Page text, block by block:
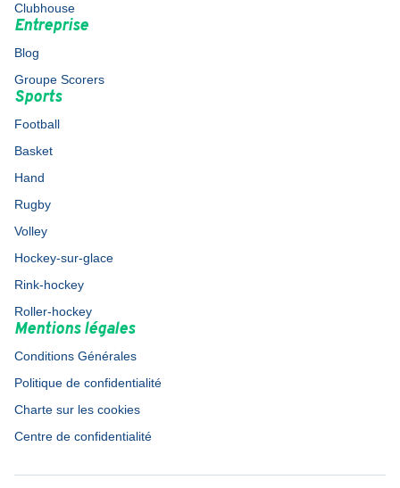
Clubhouse
Entreprise
Blog
Groupe Scorers
Sports
Football
Basket
Hand
Rugby
Volley
Hockey-sur-glace
Rink-hockey
Roller-hockey
Mentions légales
Conditions Générales
Politique de confidentialité
Charte sur les cookies
Centre de confidentialité